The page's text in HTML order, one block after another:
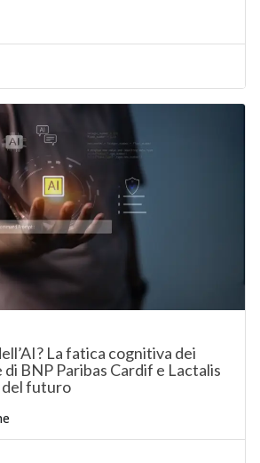
La fatica cognitiva dei
BNP Paribas Cardif e Lactalis
del futuro